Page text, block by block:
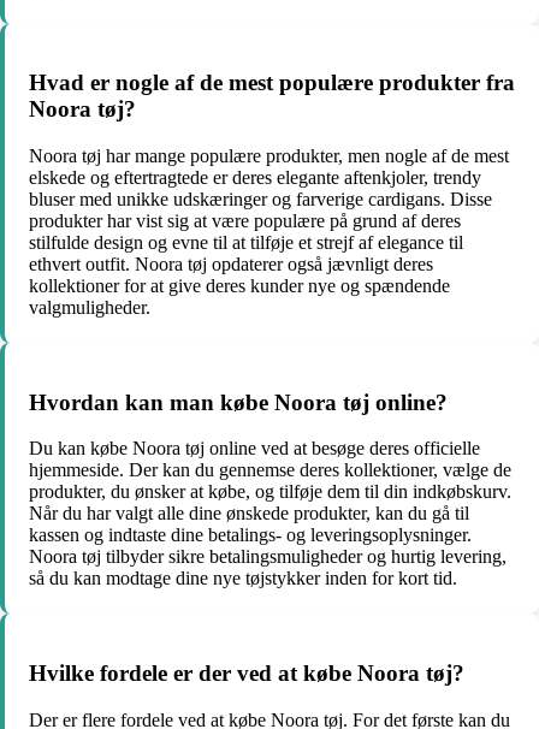
Hvad er nogle af de mest populære produkter fra
Noora tøj?
Noora tøj har mange populære produkter, men nogle af de mest
elskede og eftertragtede er deres elegante aftenkjoler, trendy
bluser med unikke udskæringer og farverige cardigans. Disse
produkter har vist sig at være populære på grund af deres
stilfulde design og evne til at tilføje et strejf af elegance til
ethvert outfit. Noora tøj opdaterer også jævnligt deres
kollektioner for at give deres kunder nye og spændende
valgmuligheder.
Hvordan kan man købe Noora tøj online?
Du kan købe Noora tøj online ved at besøge deres officielle
hjemmeside. Der kan du gennemse deres kollektioner, vælge de
produkter, du ønsker at købe, og tilføje dem til din indkøbskurv.
Når du har valgt alle dine ønskede produkter, kan du gå til
kassen og indtaste dine betalings- og leveringsoplysninger.
Noora tøj tilbyder sikre betalingsmuligheder og hurtig levering,
så du kan modtage dine nye tøjstykker inden for kort tid.
Hvilke fordele er der ved at købe Noora tøj?
Der er flere fordele ved at købe Noora tøj. For det første kan du